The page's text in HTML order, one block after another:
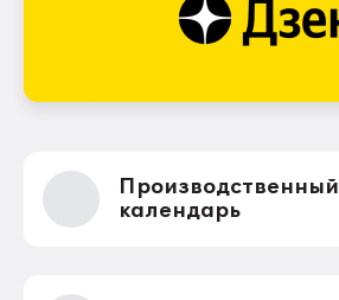
Производственный
календарь